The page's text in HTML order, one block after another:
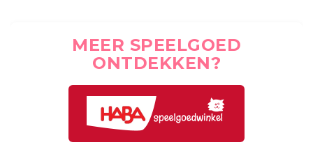
MEER SPEELGOED
ONTDEKKEN?